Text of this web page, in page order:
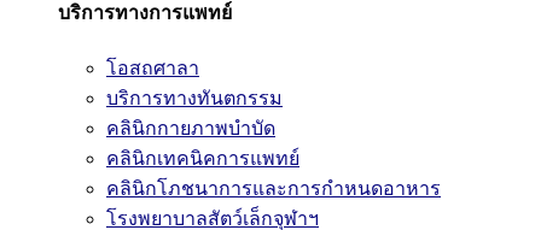
บริการทางการแพทย์
โอสถศาลา
บริการทางทันตกรรม
คลินิกกายภาพบำบัด
คลินิกเทคนิคการแพทย์
คลินิกโภชนาการและการกำหนดอาหาร
โรงพยาบาลสัตว์เล็กจุฬาฯ